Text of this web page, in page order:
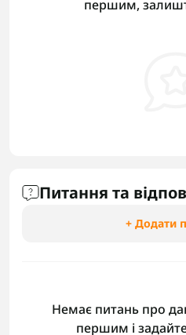
першим,
Питання та
+ Додати
Немає питань про
першим і